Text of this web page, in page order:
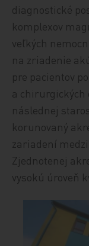
diagnostické
komplexov
veľkých
na zriadenie
pre pacientov
a chirurgických
následnej
korunovaný
zariadení
Zjednotenej
vysokú úroveň